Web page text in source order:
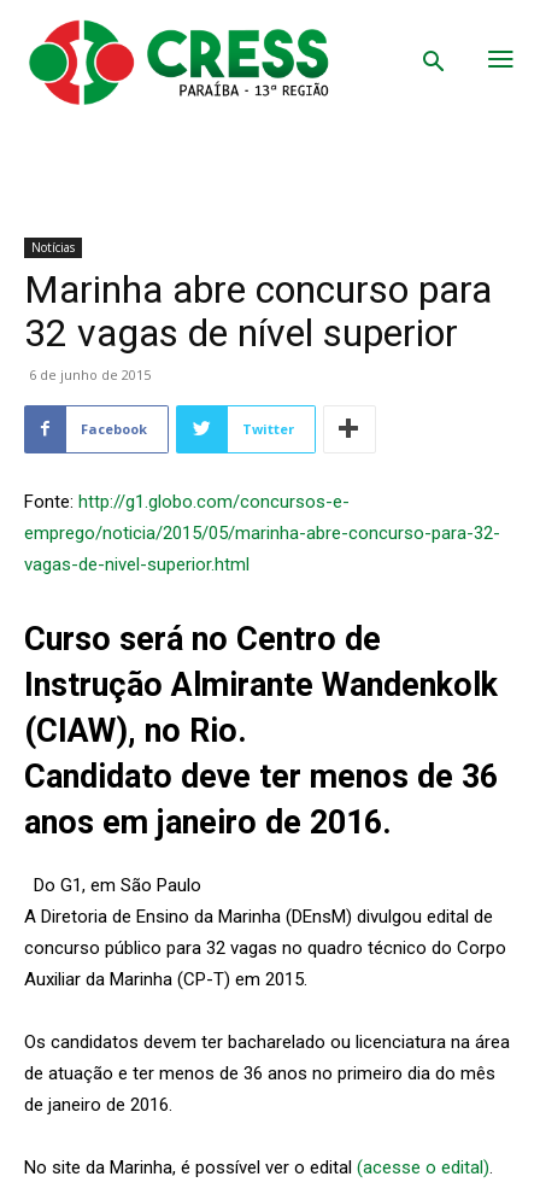
Notícias
Marinha abre concurso para
32 vagas de nível superior
6 de junho de 2015
Facebook Twitter
Fonte: http://g1.globo.com/concursos-e-
emprego/noticia/2015/05/marinha-abre-concurso-para-32-
vagas-de-nivel-superior.html
Curso será no Centro de
Instrução Almirante Wandenkolk
(CIAW), no Rio.
Candidato deve ter menos de 36
anos em janeiro de 2016.
Do G1, em São Paulo
A Diretoria de Ensino da Marinha (DEnsM) divulgou edital de
concurso público para 32 vagas no quadro técnico do Corpo
Auxiliar da Marinha (CP-T) em 2015.
Os candidatos devem ter bacharelado ou licenciatura na área
de atuação e ter menos de 36 anos no primeiro dia do mês
de janeiro de 2016.
No site da Marinha, é possível ver o edital (acesse o edital).